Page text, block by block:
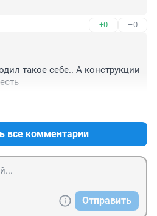
+0 –0
такое себе.. А конструкции
все комментарии
Отправить